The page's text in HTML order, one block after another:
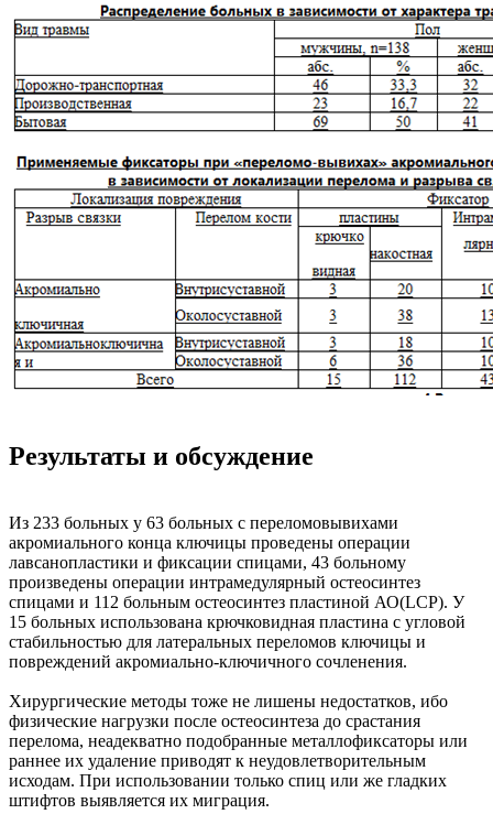
Результаты и обсуждение
Из 233 больных у 63 больных с переломовывихами
акромиального конца ключицы проведены операции
лавсанопластики и фиксации спицами, 43 больному
произведены операции интрамедулярный остеосинтез
спицами и 112 больным остеосинтез пластиной АО(LCP). У
15 больных использована крючковидная пластина с угловой
стабильностью для латеральных переломов ключицы и
повреждений акромиально-ключичного сочленения.
Хирургические методы тоже не лишены недостатков, ибо
физические нагрузки после остеосинтеза до срастания
перелома, неадекватно подобранные металлофиксаторы или
раннее их удаление приводят к неудовлетворительным
исходам. При использовании только спиц или же гладких
штифтов выявляется их миграция.